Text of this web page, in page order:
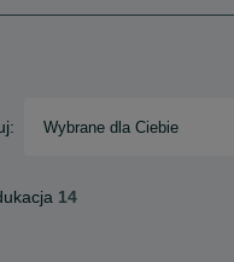
Wybrane dla Ciebie
14